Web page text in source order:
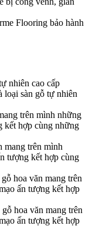
Flooring bảo hành
nhiên cao cấp
loại sàn gỗ tự nhiên
trên mình những
kết hợp cùng những
mang trên mình
tượng kết hợp cùng
gỗ hoa văn mang trên
ấn tượng kết hợp
gỗ hoa văn mang trên
ấn tượng kết hợp